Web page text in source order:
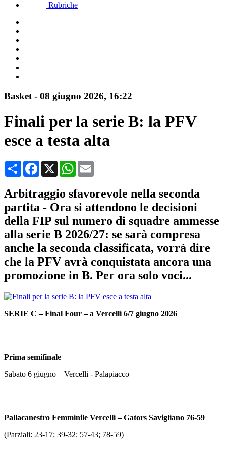
Rubriche
Basket - 08 giugno 2026, 16:22
Finali per la serie B: la PFV
esce a testa alta
CondividiFacebook
X WhatsApp
Arbitraggio sfavorevole nella seconda
partita - Ora si attendono le decisioni
della FIP sul numero di squadre ammesse
alla serie B 2026/27: se sarà compresa
anche la seconda classificata, vorrà dire
che la PFV avrà conquistata ancora una
promozione in B. Per ora solo voci...
SERIE C – Final Four – a Vercelli 6/7 giugno 2026
Prima semifinale
Sabato 6 giugno – Vercelli - Palapiacco
Pallacanestro Femminile Vercelli – Gators Savigliano 76-59
(Parziali: 23-17; 39-32; 57-43; 78-59)